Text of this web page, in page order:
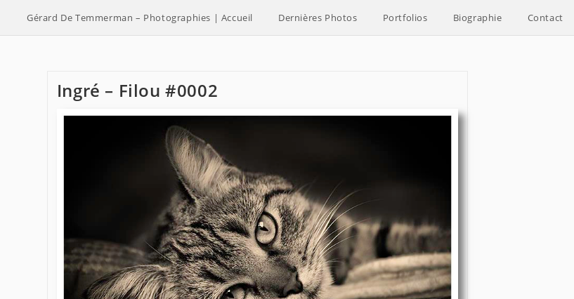
Gérard De Temmerman – Photographies | Accueil Dernières Photos Portfolios Biographie Contact
Ingré – Filou #0002